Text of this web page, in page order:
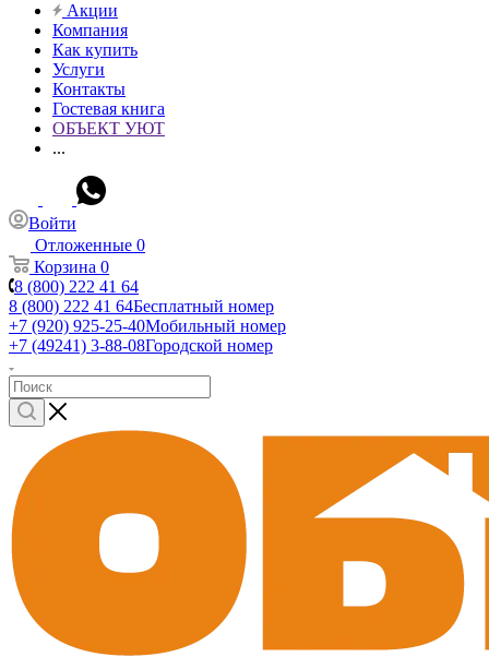
Акции
Компания
Как купить
Услуги
Контакты
Гостевая книга
ОБЪЕКТ УЮТ
...
Войти
Отложенные 0
Корзина 0
8 (800) 222 41 64
8 (800) 222 41 64Бесплатный номер
+7 (920) 925-25-40Мобильный номер
+7 (49241) 3-88-08Городской номер